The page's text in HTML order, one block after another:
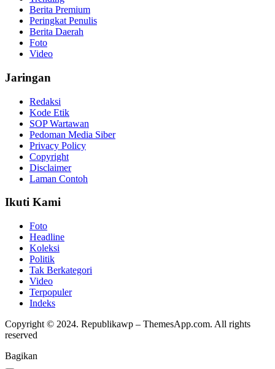
Berita Premium
Peringkat Penulis
Berita Daerah
Foto
Video
Jaringan
Redaksi
Kode Etik
SOP Wartawan
Pedoman Media Siber
Privacy Policy
Copyright
Disclaimer
Laman Contoh
Ikuti Kami
Foto
Headline
Koleksi
Politik
Tak Berkategori
Video
Terpopuler
Indeks
Copyright © 2024. Republikawp – ThemesApp.com. All rights
reserved
Bagikan